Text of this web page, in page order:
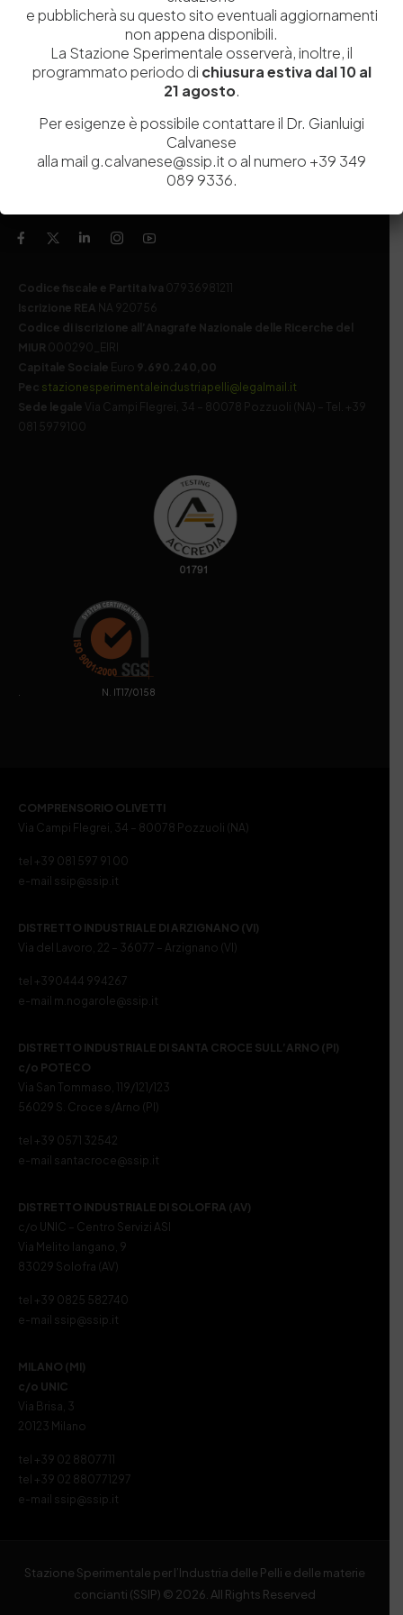
Servizi
Ricerca e Sviluppo
Formazione
documentazione
Contribuenti
Dipartimenti di ricerca
Biblioteca
Politecnico del Cuoio
Tutela Whistleblowing
Amministrazione Trasparente
Codice fiscale e Partita Iva 07936981211
Iscrizione REA NA 920756
Codice di iscrizione all’Anagrafe Nazionale delle Ricerche del
MIUR 000290_EIRI
Capitale Sociale Euro 9.690.240,00
Pec stazionesperimentaleindustriapelli@legalmail.it
Sede legale
Via Campi Flegrei, 34 – 80078 Pozzuoli (NA) – Tel. +39
081 5979100
. N. IT17/0158
COMPRENSORIO OLIVETTI
Via Campi Flegrei, 34 – 80078 Pozzuoli (NA)
tel +39 081 597 91 00
e-mail ssip@ssip.it
DISTRETTO INDUSTRIALE DI ARZIGNANO (VI)
Via del Lavoro, 22 – 36077 – Arzignano (VI)
tel +390444 994267
e-mail m.nogarole@ssip.it
DISTRETTO INDUSTRIALE DI SANTA CROCE SULL’ARNO (PI)
c/o POTECO
Via San Tommaso, 119/121/123
56029 S. Croce s/Arno (PI)
tel +39 0571 32542
e-mail santacroce@ssip.it
DISTRETTO INDUSTRIALE DI SOLOFRA (AV)
c/o UNIC – Centro Servizi ASI
Via Melito Iangano, 9
83029 Solofra (AV)
tel +39 0825 582740
e-mail ssip@ssip.it
MILANO (MI)
c/o UNIC
Via Brisa, 3
20123 Milano
tel +39 02 8807711
tel +39 02 880771297
e-mail ssip@ssip.it
Stazione Sperimentale per l’Industria delle Pelli e delle materie
concianti (SSIP) © 2026. All Rights Reserved
e pubblicherà su questo sito eventuali aggiornamenti
non appena disponibili.
La Stazione Sperimentale osserverà, inoltre, il
programmato periodo di chiusura estiva dal 10 al
21 agosto.
Per esigenze è possibile contattare il Dr. Gianluigi
Calvanese
alla mail g.calvanese@ssip.it o al numero +39 349
089 9336.